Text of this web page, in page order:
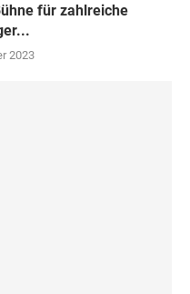
für zahlreiche
2023